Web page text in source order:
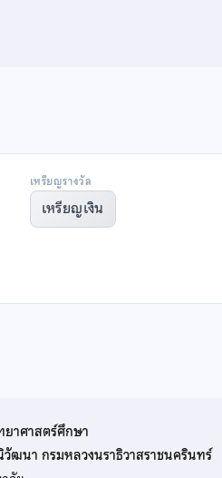
เหรียญรางวัล
เหรียญเงิน
าศาสตร์ศึกษา
ฒนา กรมหลวงนราธิวาสราชนครินทร์